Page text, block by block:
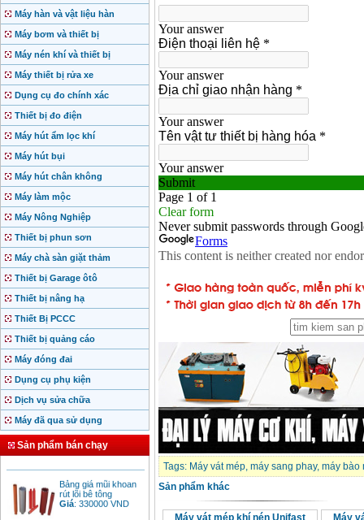
Máy hàn và vật liệu hàn
Máy bơm và thiết bị
Máy nén khí và thiết bị
Máy thiết bị rửa xe
Dụng cụ đo chính xác
Thiết bị đo điện
Máy hút ẩm lọc khí
Máy hút bụi
Máy hút chân không
Máy làm mộc
Máy Nông Nghiệp
Thiết bị phun sơn
Máy chà sàn giặt thảm
Thiết bị Garage ôtô
Thiết bị nâng hạ
Thiết Bị PCCC
Thiết bị quảng cáo
Máy đóng đai
Dụng cụ phụ kiện
Dịch vụ sửa chữa
Máy đã qua sử dụng
Sản phẩm bán chạy
Motor Hồng ký động
cơ Hồng ký
Giá:2280000VND
diesel đầu nổ diesel
6500000
rút lõi bê tông
Giá:330000VND
Tags: Máy vát mép, máy sang phay, máy bào
Sản phẩm khác